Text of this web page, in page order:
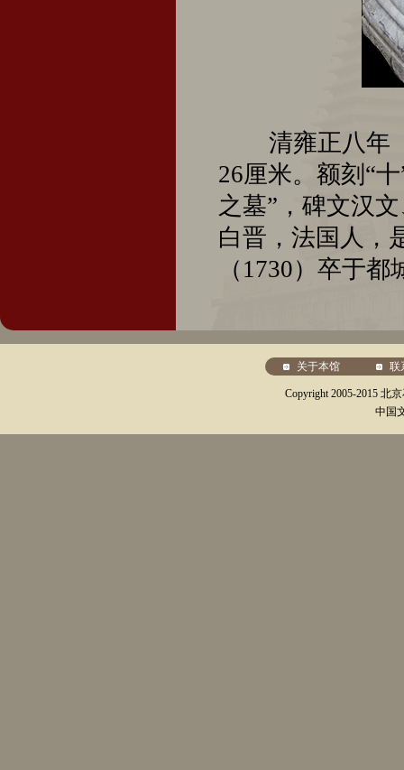
清雍正八年（
26厘米。额刻“
之墓”，碑文汉
白晋，法国人，
（1730）卒于都
关于本馆 联
Copyright 2005-2015 北
中国